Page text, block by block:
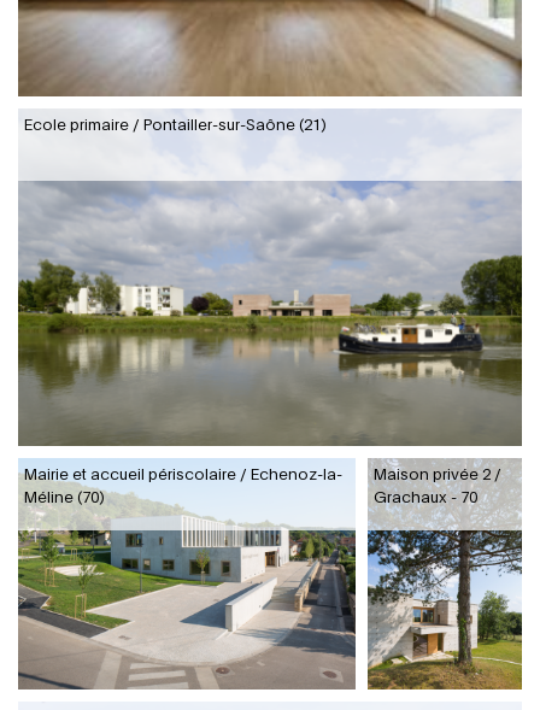
Ecole primaire / Pontailler-sur-Saône (21)
Mairie et accueil périscolaire / Echenoz-la-
Méline (70)
Maison privée 2 /
Grachaux - 70